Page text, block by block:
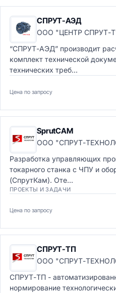
СПРУТ-АЭД
ООО "ЦЕНТР СПРУТ-
“СПРУТ-АЭД” производит
комплект технической
технических треб...
Цена по запросу
SprutCAM
ООО "СПРУТ-
Разработка управляющих
токарного станка с ЧПУ и
(СпрутКам). Оте...
ПРОЕКТЫ И ЗАДАЧИ
Цена по запросу
СПРУТ-ТП
ООО "СПРУТ-
СПРУТ-ТП -
нормирование